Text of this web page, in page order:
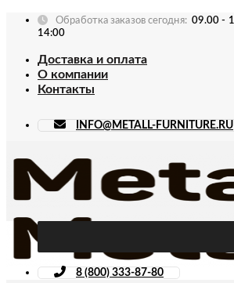
Skip
Обработка заказов сегодня: 09.00 -
14:00
Доставка и оплата
О компании
Контакты
INFO@METALL-FURNITURE.RU
8 (800) 333-87-80